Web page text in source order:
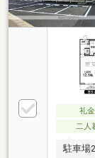
礼
二人
駐車場